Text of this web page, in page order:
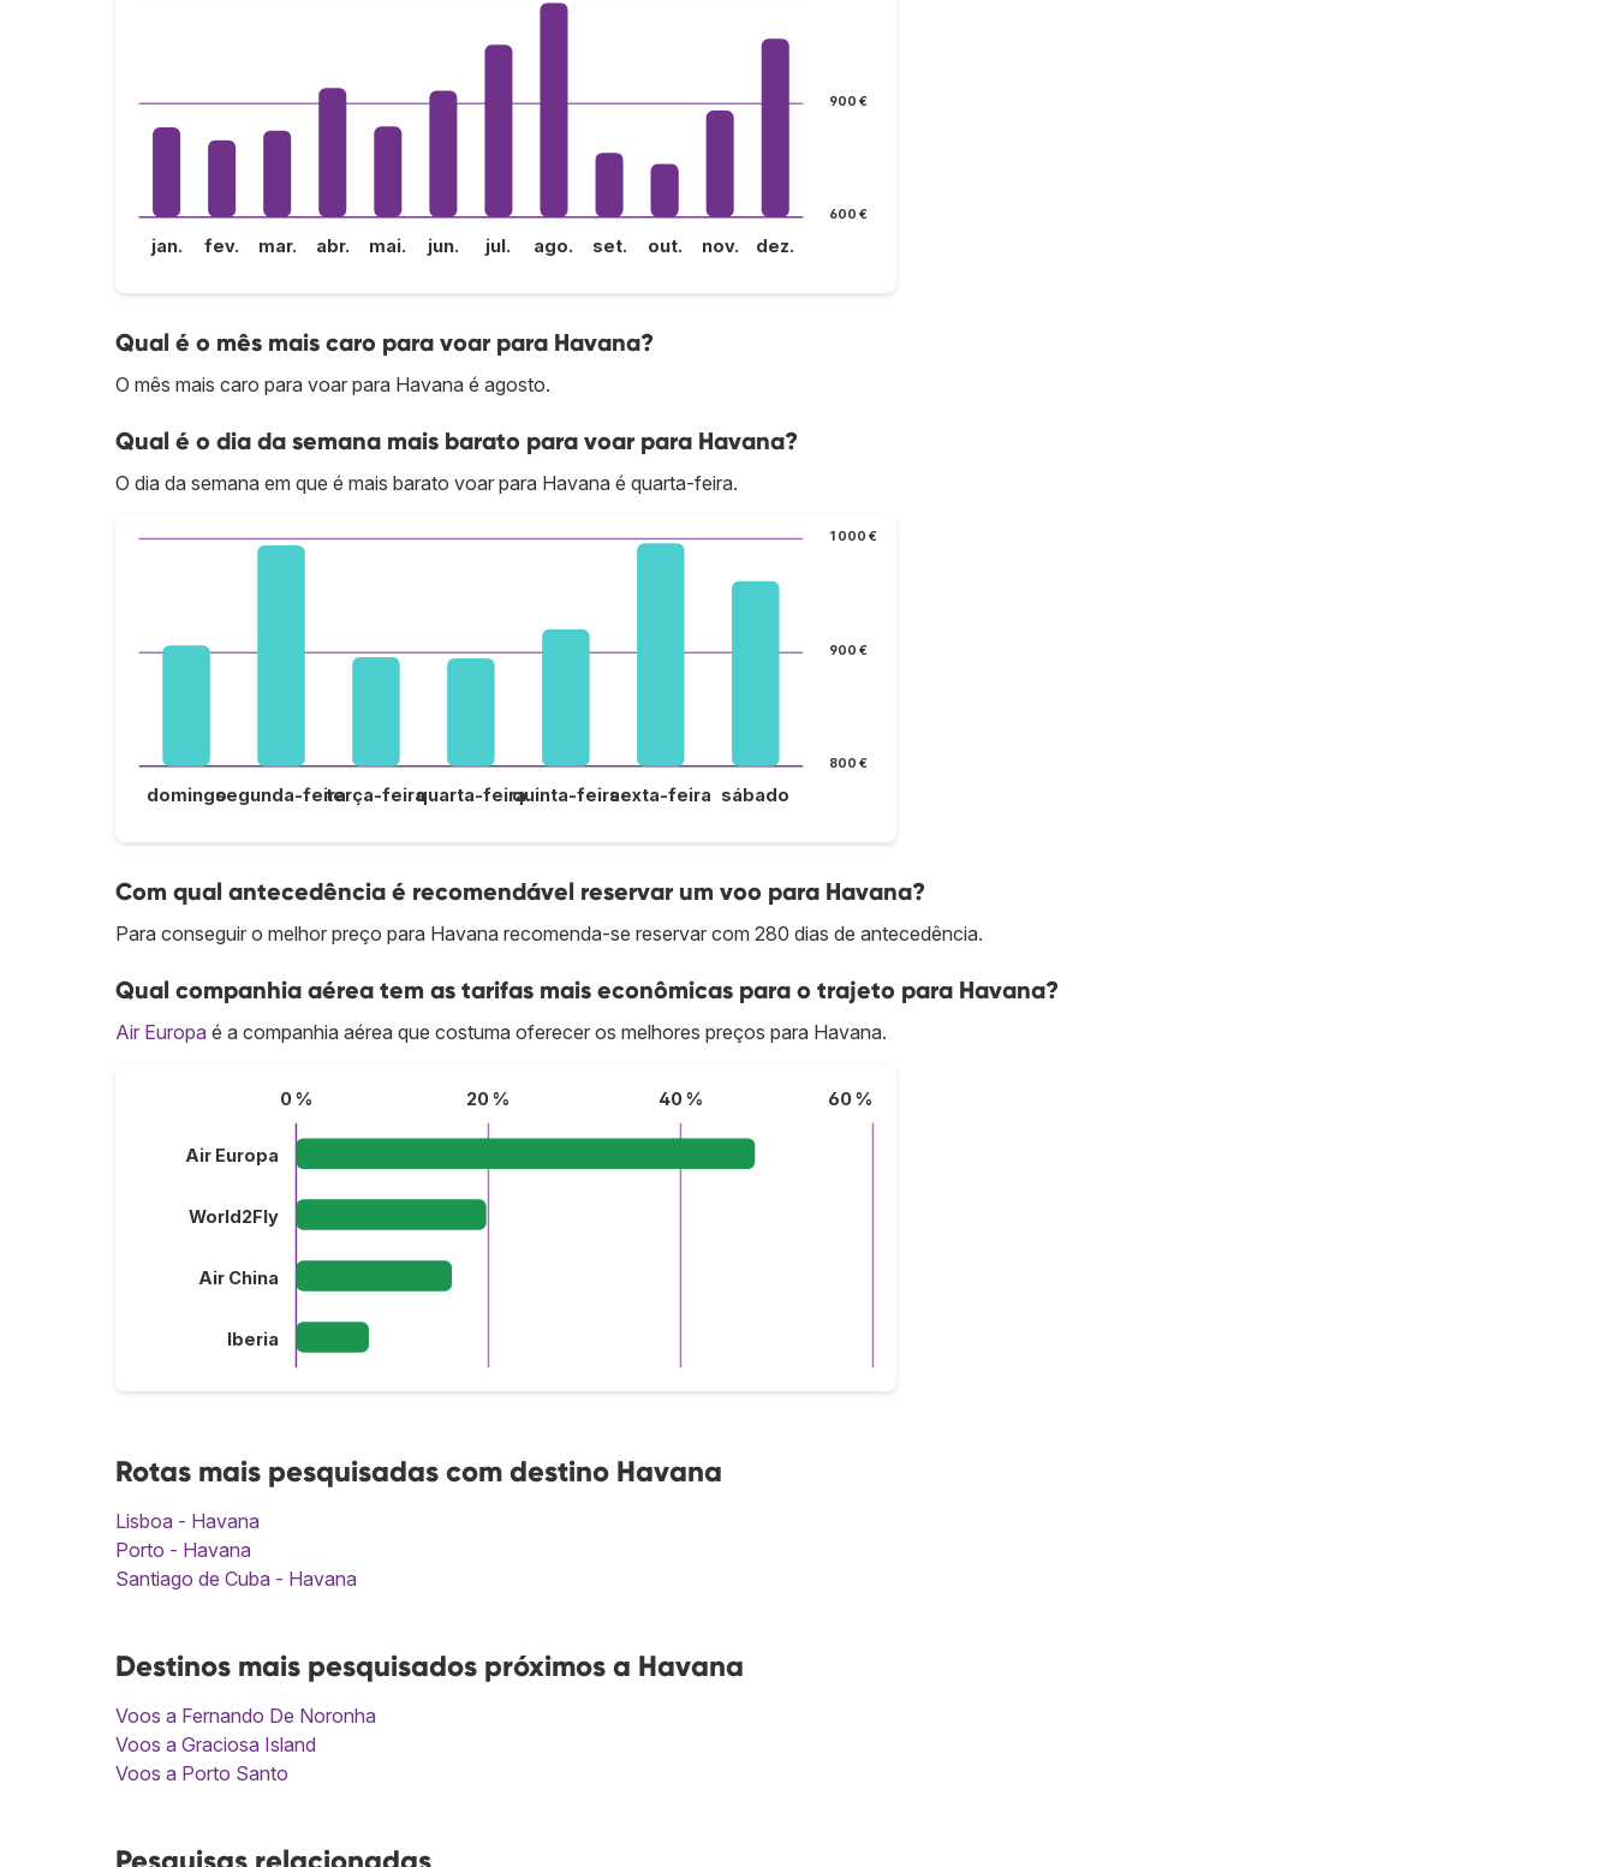
600 €
900 €
jan. fev. mar. abr. mai. jun. jul. ago. set. out. nov. dez.
Qual é o mês mais caro para voar para Havana?
O mês mais caro para voar para Havana é agosto.
Qual é o dia da semana mais barato para voar para Havana?
O dia da semana em que é mais barato voar para Havana é quarta-feira.
800 €
900 €
1 000 €
domingosegunda-feiraterça-feiraquarta-feiraquinta-feirasexta-feira sábado
Com qual antecedência é recomendável reservar um voo para Havana?
Para conseguir o melhor preço para Havana recomenda-se reservar com 280 dias de antecedência.
Qual companhia aérea tem as tarifas mais econômicas para o trajeto para Havana?
Air Europa é a companhia aérea que costuma oferecer os melhores preços para Havana.
0 % 20 % 40 % 60 %
Air Europa
World2Fly
Air China
Iberia
Rotas mais pesquisadas com destino Havana
Lisboa - Havana
Porto - Havana
Santiago de Cuba - Havana
Destinos mais pesquisados próximos a Havana
Voos a Fernando De Noronha
Voos a Graciosa Island
Voos a Porto Santo